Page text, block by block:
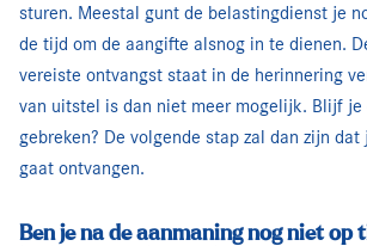
sturen. Meestal gunt de belastingdienst je
de tijd om de aangifte alsnog in te dienen.
vereiste ontvangst staat in de herinnering
van uitstel is dan niet meer mogelijk. Blijf je
gebreken? De volgende stap zal dan zijn
gaat ontvangen.
Ben je na de aanmaning nog niet op